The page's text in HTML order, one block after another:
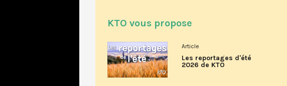
KTO vous propose
Article
Les reportages d'été
2026 de KTO